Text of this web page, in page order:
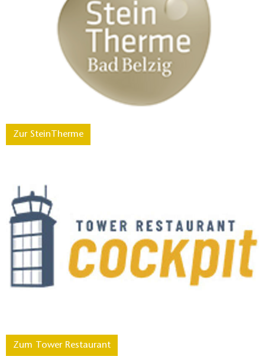
Zur SteinTherme
Zum Tower Restaurant